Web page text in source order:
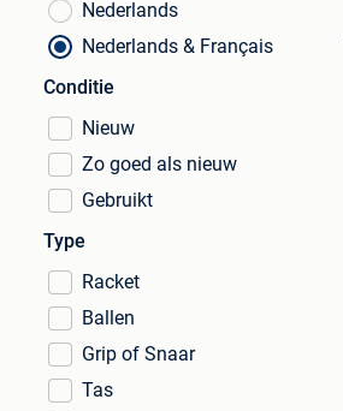
Nederlands
Nederlands & Français
Conditie
Nieuw
Zo goed als nieuw
Gebruikt
Type
Racket
Ballen
Grip of Snaar
Tas